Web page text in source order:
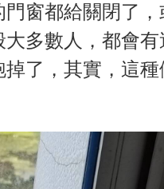
窗都給關閉了，
多數人，都會有
了，其實，這種